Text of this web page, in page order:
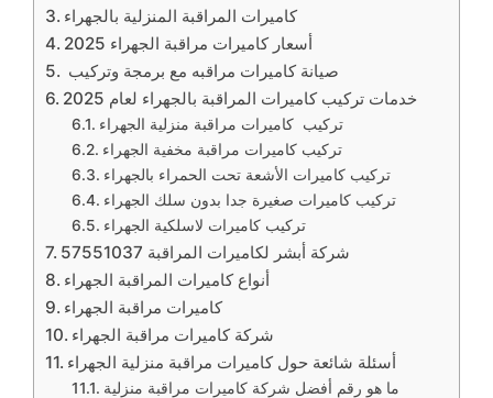
كاميرات المراقبة المنزلية بالجهراء
أسعار كاميرات مراقبة الجهراء 2025
صيانة كاميرات مراقبه مع برمجة وتركيب
خدمات تركيب كاميرات المراقبة بالجهراء لعام 2025
تركيب كاميرات مراقبة منزلية الجهراء
تركيب كاميرات مراقبة مخفية الجهراء
تركيب كاميرات الأشعة تحت الحمراء بالجهراء
تركيب كاميرات صغيرة جدا بدون سلك الجهراء
تركيب كاميرات لاسلكية الجهراء
شركة أبشر لكاميرات المراقبة 57551037
أنواع كاميرات المراقبة الجهراء
كاميرات مراقبة الجهراء
ما هو رقم أفضل شركة كاميرات مراقبة منزلية